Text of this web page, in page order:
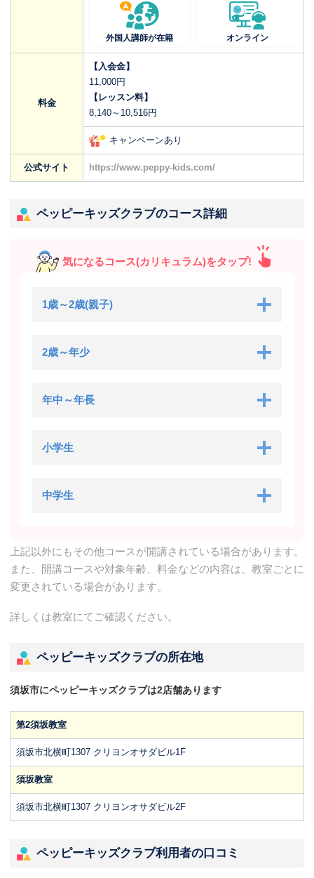
外国人講師が在籍 オンライン
料金
【入会金】
11,000円
【レッスン料】
8,140～10,516円
キャンペーンあり
公式サイト https://www.peppy-kids.com/
ペッピーキッズクラブのコース詳細
気になるコース(カリキュラム)をタップ!
1歳～2歳(親子)
2歳～年少
年中～年長
小学生
中学生
上記以外にもその他コースが開講されている場合があります。
また、開講コースや対象年齢、料金などの内容は、教室ごとに
変更されている場合があります。
詳しくは教室にてご確認ください。
ペッピーキッズクラブの所在地
須坂市にペッピーキッズクラブは2店舗あります
第2須坂教室
須坂市北横町1307 クリヨンオサダビル1F
須坂教室
須坂市北横町1307 クリヨンオサダビル2F
ペッピーキッズクラブ利用者の口コミ